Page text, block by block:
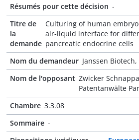
Résumés pour cette décision -
Titre de
la
demande
Culturing of human
air-liquid interface for
pancreatic endocrine cells
Nom du demandeur Janssen Biotech,
Nom de l'opposant Zwicker
Patentanwälte
Chambre 3.3.08
Sommaire -